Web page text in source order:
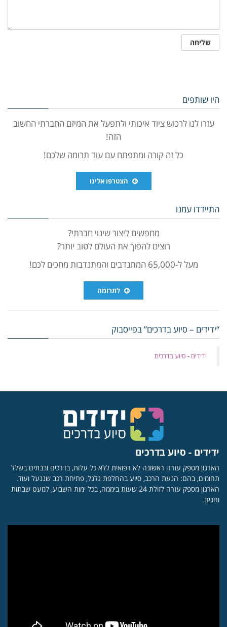
היו שותפים
עזרו לנו לרכוש ציוד איכותי ולתפעל את המיזם החברתי החשוב
הזה!
כל זה קורה ומתפתח עם עוד תרומה שלכם!
הצטרפו אלינו
התיידדו עמנו
מחפשים ליצור שינוי חברתי?
רוצים להפוך את העולם לטוב יותר?
מעל ל-65,000 המתנדבים והמתנדבות מחכים לכם!
לתרומה
“ידידים – סיוע בדרכים” בפייסבוק
‏ידידים - סיוע בדרכים
ידידים - סיוע בדרכים
הארגון מספק עזרה ראשונה לא רפואית ללא כל עלות, בדרכים ובבתים בשלל
תחומים, בהם: הנעת הרכב, סיוע בהחלפת גלגל, פתיחת רכב שננעל ועוד.
הארגון מספק עזרה לזולת 24 שעות ביממה, בכל ימות השבוע, למעט שבתות
וחגים.